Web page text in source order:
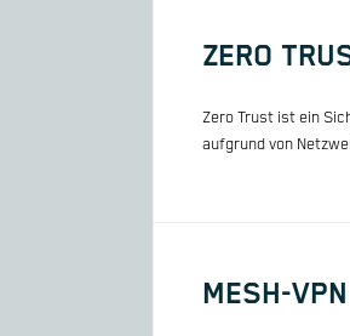
ZERO
Zero Trust ist ein
aufgrund von
MESH-VPN